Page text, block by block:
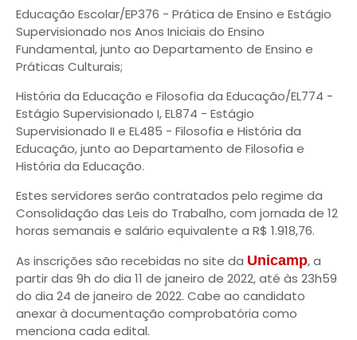
Educação Escolar/EP376 - Prática de Ensino e Estágio
Supervisionado nos Anos Iniciais do Ensino
Fundamental, junto ao Departamento de Ensino e
Práticas Culturais;
História da Educação e Filosofia da Educação/EL774 -
Estágio Supervisionado I, EL874 - Estágio
Supervisionado II e EL485 - Filosofia e História da
Educação, junto ao Departamento de Filosofia e
História da Educação.
Estes servidores serão contratados pelo regime da
Consolidação das Leis do Trabalho, com jornada de 12
horas semanais e salário equivalente a R$ 1.918,76.
As inscrições são recebidas no site da Unicamp, a
partir das 9h do dia 11 de janeiro de 2022, até às 23h59
do dia 24 de janeiro de 2022. Cabe ao candidato
anexar à documentação comprobatória como
menciona cada edital.